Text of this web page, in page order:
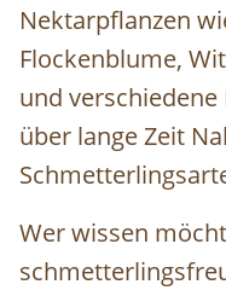
Nektarpflanzen
Flockenblume,
und
über lange Zeit
Wer wissen